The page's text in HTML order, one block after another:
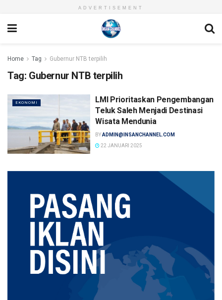
ADVERTISEMENT
Home Tag Gubernur NTB terpilih
Tag: Gubernur NTB terpilih
EKONOMI
LMI Prioritaskan Pengembangan
Teluk Saleh Menjadi Destinasi
Wisata Mendunia
BYADMIN@INSANCHANNEL.COM
22 JANUARI 2025